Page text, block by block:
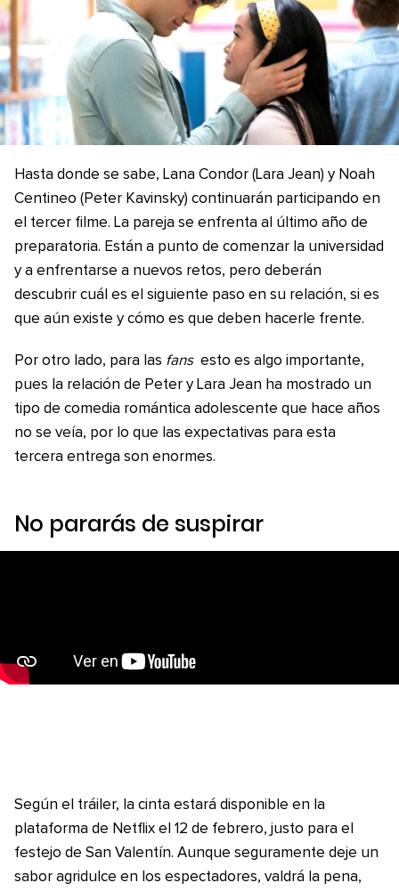
Hasta donde se sabe, Lana Condor (Lara Jean) y Noah
Centineo (Peter Kavinsky) continuarán participando en
el tercer filme. La pareja se enfrenta al último año de
preparatoria. Están a punto de comenzar la universidad
y a enfrentarse a nuevos retos, pero deberán
descubrir cuál es el siguiente paso en su relación, si es
que aún existe y cómo es que deben hacerle frente.
Por otro lado, para las fans esto es algo importante,
pues la relación de Peter y Lara Jean ha mostrado un
tipo de comedia romántica adolescente que hace años
no se veía, por lo que las expectativas para esta
tercera entrega son enormes.
No pararás de suspirar
Según el tráiler, la cinta estará disponible en la
plataforma de Netflix el 12 de febrero, justo para el
festejo de San Valentín. Aunque seguramente deje un
sabor agridulce en los espectadores, valdrá la pena,